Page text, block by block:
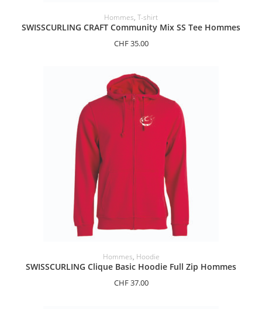
SÉLECTIONNER LES OPTIONS
Hommes, T-shirt
SWISSCURLING CRAFT Community Mix SS Tee Hommes
CHF35.00
SÉLECTIONNER LES OPTIONS
Hommes, Hoodie
SWISSCURLING Clique Basic Hoodie Full Zip Hommes
CHF37.00